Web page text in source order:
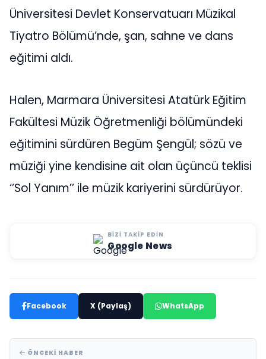
Üniversitesi Devlet Konservatuarı Müzikal
Tiyatro Bölümü’nde, şan, sahne ve dans
eğitimi aldı.
Halen, Marmara Üniversitesi Atatürk Eğitim
Fakültesi Müzik Öğretmenliği bölümündeki
eğitimini sürdüren Begüm Şengül; sözü ve
müziği yine kendisine ait olan üçüncü teklisi
‘’Sol Yanım’’ ile müzik kariyerini sürdürüyor.
BIZI TAKIP EDIN
Google News
Facebook X (Paylaş) WhatsApp
ÖNCEKI HABER